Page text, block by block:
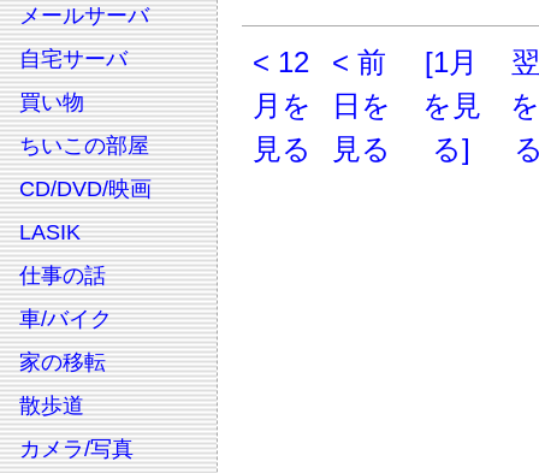
メールサーバ
自宅サーバ
買い物
ちいこの部屋
CD/DVD/映画
LASIK
仕事の話
車/バイク
家の移転
散歩道
カメラ/写真
< 12
月を
見る
< 前
日を
見る
[1月
を見
る]